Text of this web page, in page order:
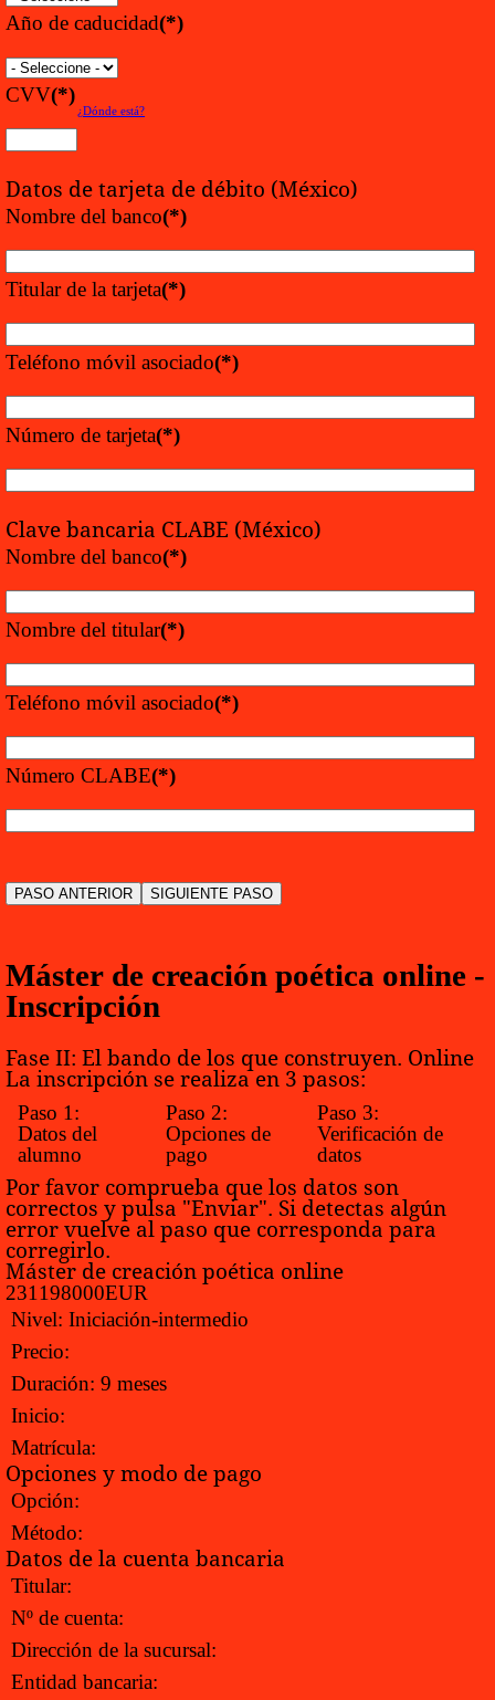
Año de caducidad(*)
CVV(*)
¿Dónde está?
Datos de tarjeta de débito (México)
Nombre del banco(*)
Titular de la tarjeta(*)
Teléfono móvil asociado(*)
Número de tarjeta(*)
Clave bancaria CLABE (México)
Nombre del banco(*)
Nombre del titular(*)
Teléfono móvil asociado(*)
Número CLABE(*)
Máster de creación poética online -
Inscripción
Fase II: El bando de los que construyen. Online
La inscripción se realiza en 3 pasos:
Paso 1:
Datos del
alumno
Paso 2:
Opciones de
pago
Paso 3:
Verificación de
datos
Por favor comprueba que los datos son
correctos y pulsa "Enviar". Si detectas algún
error vuelve al paso que corresponda para
corregirlo.
Máster de creación poética online
231 198000EUR
Nivel: Iniciación-intermedio
Precio:
Duración: 9 meses
Inicio:
Matrícula:
Opciones y modo de pago
Opción:
Método:
Datos de la cuenta bancaria
Titular:
Nº de cuenta:
Dirección de la sucursal:
Entidad bancaria: